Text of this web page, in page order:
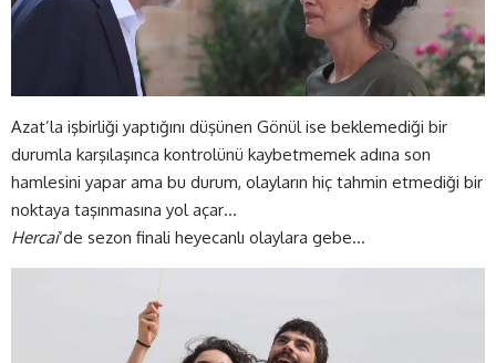
Azat’la işbirliği yaptığını düşünen Gönül ise beklemediği bir
durumla karşılaşınca kontrolünü kaybetmemek adına son
hamlesini yapar ama bu durum, olayların hiç tahmin etmediği bir
noktaya taşınmasına yol açar…
Hercai‘de sezon finali heyecanlı olaylara gebe…